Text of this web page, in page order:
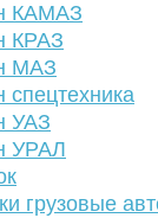
КАМАЗ
КРАЗ
МАЗ
спецтехника
УАЗ
УРАЛ
грузовые